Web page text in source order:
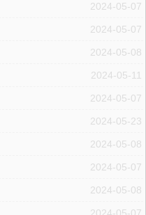
2024-05-07
2024-05-07
2024-05-08
2024-05-11
2024-05-07
2024-05-23
2024-05-08
2024-05-07
2024-05-08